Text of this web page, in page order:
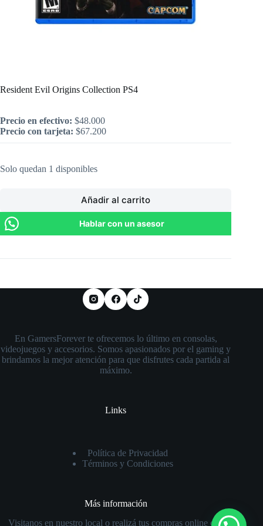
Resident Evil Origins Collection PS4
Precio en efectivo: $48.000
Precio con tarjeta: $67.200
Solo quedan 1 disponibles
Añadir al carrito
Hablar con un asesor
En GamersForever te ofrecemos lo último en consolas,
videojuegos y accesorios. Somos apasionados por el gaming y
brindamos la mejor atención para que disfrutes cada partida al
máximo.
Links
Política de Privacidad
Términos y Condiciones
Más información
Visitanos en nuestro local o realizá tus compras online con